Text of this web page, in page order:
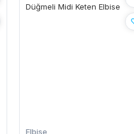
Elbise